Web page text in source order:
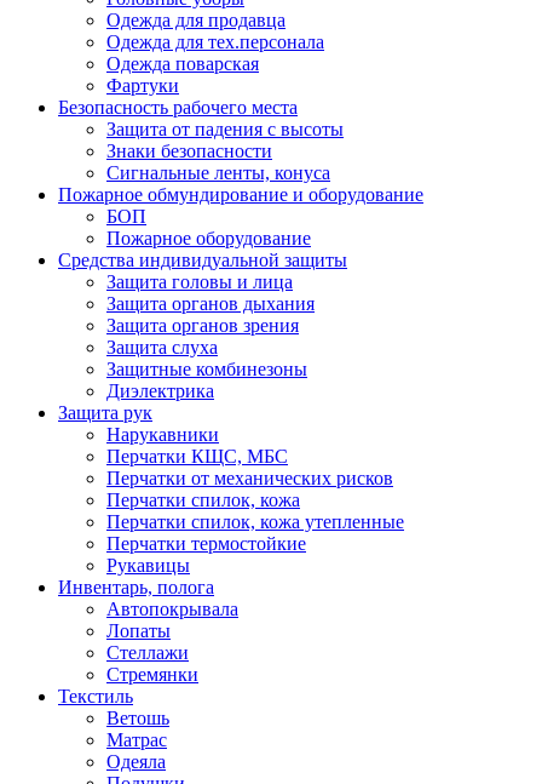
Одежда для продавца
Одежда для тех.персонала
Одежда поварская
Фартуки
Безопасность рабочего места
Защита от падения с высоты
Знаки безопасности
Сигнальные ленты, конуса
Пожарное обмундирование и оборудование
БОП
Пожарное оборудование
Средства индивидуальной защиты
Защита головы и лица
Защита органов дыхания
Защита органов зрения
Защита слуха
Защитные комбинезоны
Диэлектрика
Защита рук
Нарукавники
Перчатки КЩС, МБС
Перчатки от механических рисков
Перчатки спилок, кожа
Перчатки спилок, кожа утепленные
Перчатки термостойкие
Рукавицы
Инвентарь, полога
Автопокрывала
Лопаты
Стеллажи
Стремянки
Текстиль
Ветошь
Матрас
Одеяла